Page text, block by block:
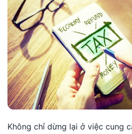
Không chỉ dừng lại ở việc cung